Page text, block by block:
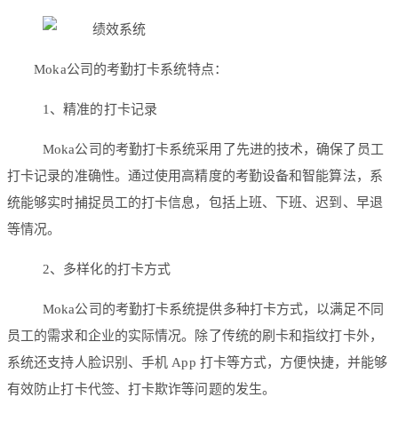
Moka公司的考勤打卡系统特点：
1、精准的打卡记录
Moka公司的考勤打卡系统采用了先进的技术，确保了员工
打卡记录的准确性。通过使用高精度的考勤设备和智能算法，系
统能够实时捕捉员工的打卡信息，包括上班、下班、迟到、早退
等情况。
2、多样化的打卡方式
Moka公司的考勤打卡系统提供多种打卡方式，以满足不同
员工的需求和企业的实际情况。除了传统的刷卡和指纹打卡外，
系统还支持人脸识别、手机 App 打卡等方式，方便快捷，并能够
有效防止打卡代签、打卡欺诈等问题的发生。